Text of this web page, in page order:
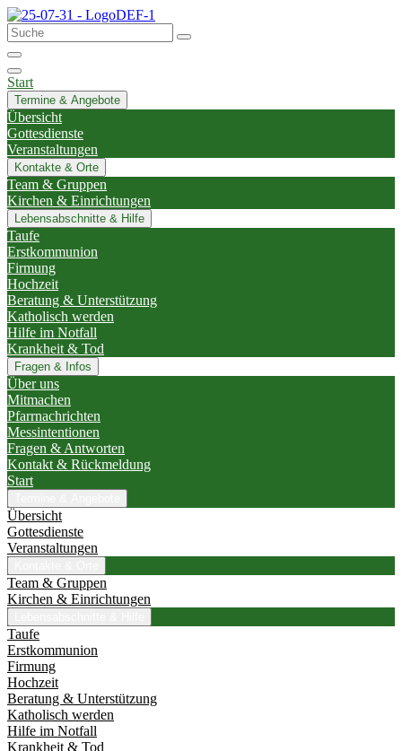
Start
Termine & Angebote
Übersicht
Gottesdienste
Veranstaltungen
Kontakte & Orte
Team & Gruppen
Kirchen & Einrichtungen
Lebensabschnitte & Hilfe
Taufe
Erstkommunion
Firmung
Hochzeit
Beratung & Unterstützung
Katholisch werden
Hilfe im Notfall
Krankheit & Tod
Fragen & Infos
Über uns
Mitmachen
Pfarrnachrichten
Messintentionen
Fragen & Antworten
Kontakt & Rückmeldung
Start
Übersicht
Gottesdienste
Veranstaltungen
Team & Gruppen
Kirchen & Einrichtungen
Taufe
Erstkommunion
Firmung
Hochzeit
Beratung & Unterstützung
Katholisch werden
Hilfe im Notfall
Krankheit & Tod